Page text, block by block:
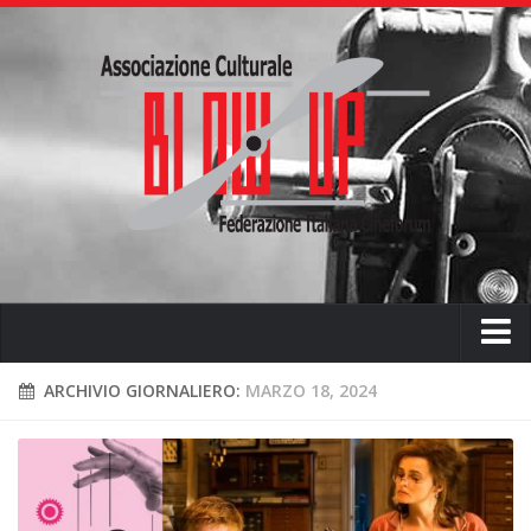
Home
L’ associazione
L’attività didattica
ARCHIVIO GIORNALIERO: MARZO 18, 2024